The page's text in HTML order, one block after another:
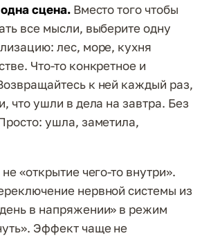
сцена.Вместо того чтобы
все мысли, выберите одну
лес, море, кухня
Что-то конкретное и
к ней каждый раз,
что ушли в дела на завтра. Без
ушла, заметила,
«открытие чего-то внутри».
нервной системы из
в напряжении» в режим
Эффект чаще не